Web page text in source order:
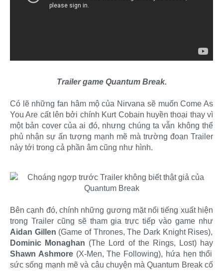
Trailer game Quantum Break.
Có lẽ những fan hâm mộ của Nirvana sẽ muốn Come As
You Are cất lên bởi chính Kurt Cobain huyền thoại thay vì
một bản cover của ai đó, nhưng chúng ta vẫn không thể
phủ nhận sự ấn tượng mạnh mẽ mà trường đoạn Trailer
này tới trong cả phần âm cũng như hình.
Bên cạnh đó, chính những gương mặt nổi tiếng xuất hiện
trong Trailer cũng sẽ tham gia trực tiếp vào game như
Aidan Gillen (Game of Thrones, The Dark Knight Rises),
Dominic Monaghan (The Lord of the Rings, Lost) hay
Shawn Ashmore(X-Men, The Following), hứa hẹn thổi
sức sống mạnh mẽ và câu chuyện mà Quantum Break cố